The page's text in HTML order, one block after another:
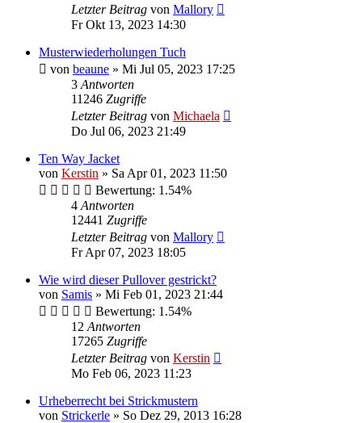
Letzter Beitrag von Mallory
Fr Okt 13, 2023 14:30
Musterwiederholungen Tuch
von beaune » Mi Jul 05, 2023 17:25
3 Antworten
11246 Zugriffe
Letzter Beitrag von Michaela
Do Jul 06, 2023 21:49
Ten Way Jacket
von Kerstin » Sa Apr 01, 2023 11:50
Bewertung: 1.54%
4 Antworten
12441 Zugriffe
Letzter Beitrag von Mallory
Fr Apr 07, 2023 18:05
Wie wird dieser Pullover gestrickt?
von Samis » Mi Feb 01, 2023 21:44
Bewertung: 1.54%
12 Antworten
17265 Zugriffe
Letzter Beitrag von Kerstin
Mo Feb 06, 2023 11:23
Urheberrecht bei Strickmustern
von Strickerle » So Dez 29, 2013 16:28